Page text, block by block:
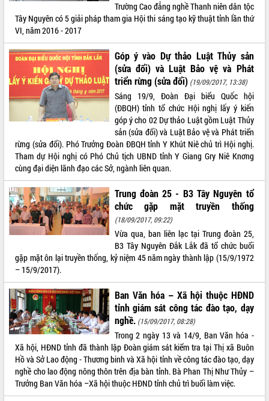
Trường Cao đẳng nghề Thanh niên dân tộc
Tây Nguyên có 5 giải pháp tham gia Hội thi sáng tạo kỹ thuật tỉnh lần thứ
VI, năm 2016 - 2017
Góp ý vào Dự thảo Luật Thủy sản
(sửa đổi) và Luật Bảo vệ và Phát
triển rừng (sửa đổi) (19/09/2017, 13:38)
Sáng 19/9, Đoàn Đại biểu Quốc hội
(ĐBQH) tỉnh tổ chức Hội nghị lấy ý kiến
góp ý cho 02 Dự thảo Luật gồm Luật Thủy
sản (sửa đổi) và Luật Bảo vệ và Phát triển
rừng (sửa đổi). Phó Trưởng Đoàn ĐBQH tỉnh Y Khút Niê chủ trì Hội nghị.
Tham dự Hội nghị có Phó Chủ tịch UBND tỉnh Y Giang Gry Niê Knơng
cùng đại diện lãnh đạo các Sở, ngành liên quan.
Trung đoàn 25 - B3 Tây Nguyên tổ
chức gặp mặt truyền thống
(18/09/2017, 09:22)
Vừa qua, ban liên lạc tại Trung đoàn 25,
B3 Tây Nguyên Đắk Lắk đã tổ chức buổi
gặp mặt ôn lại truyền thống, kỷ niệm 45 năm ngày thành lập (15/9/1972
– 15/9/2017).
Ban Văn hóa – Xã hội thuộc HĐND
tỉnh giám sát công tác đào tạo, dạy
nghề. (15/09/2017, 08:28)
Trong 2 ngày 13 và 14/9, Ban Văn hóa -
Xã hội, HĐND tỉnh đã thành lập Đoàn giám sát kiểm tra tại Thị xã Buôn
Hồ và Sở Lao động - Thương binh và Xã hội tỉnh về công tác đào tạo, dạy
nghề cho lao động nông thôn trên địa bàn tỉnh. Bà Phan Thị Như Thủy –
Trưởng Ban Văn hóa –Xã hội thuộc HĐND tỉnh chủ trì buổi làm việc.